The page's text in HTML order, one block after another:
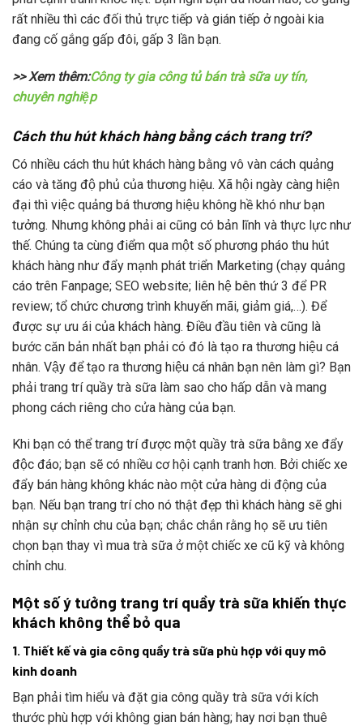
rất nhiều thì các đối thủ trực tiếp và gián tiếp ở ngoài kia
đang cố gắng gấp đôi, gấp 3 lần bạn.
>> Xem thêm:Công ty gia công tủ bán trà sữa uy tín,
chuyên nghiệp
Cách thu hút khách hàng bằng cách trang trí?
Có nhiều cách thu hút khách hàng bằng vô vàn cách quảng
cáo và tăng độ phủ của thương hiệu. Xã hội ngày càng hiện
đại thì việc quảng bá thương hiệu không hề khó như bạn
tưởng. Nhưng không phải ai cũng có bản lĩnh và thực lực như
thế. Chúng ta cùng điểm qua một số phương pháo thu hút
khách hàng như đẩy mạnh phát triển Marketing (chạy quảng
cáo trên Fanpage; SEO website; liên hệ bên thứ 3 để PR
review; tổ chức chương trình khuyến mãi, giảm giá,…). Để
được sự ưu ái của khách hàng. Điều đầu tiên và cũng là
bước căn bản nhất bạn phải có đó là tạo ra thương hiệu cá
nhân. Vậy để tạo ra thương hiệu cá nhân bạn nên làm gì? Bạn
phải trang trí quầy trà sữa làm sao cho hấp dẫn và mang
phong cách riêng cho cửa hàng của bạn.
Khi bạn có thể trang trí được một quầy trà sữa bằng xe đẩy
độc đáo; bạn sẽ có nhiều cơ hội cạnh tranh hơn. Bởi chiếc xe
đẩy bán hàng không khác nào một cửa hàng di động của
bạn. Nếu bạn trang trí cho nó thật đẹp thì khách hàng sẽ ghi
nhận sự chỉnh chu của bạn; chắc chắn rằng họ sẽ ưu tiên
chọn bạn thay vì mua trà sữa ở một chiếc xe cũ kỹ và không
chỉnh chu.
Một số ý tưởng trang trí quầy trà sữa khiến thực
khách không thể bỏ qua
1. Thiết kế và gia công quầy trà sữa phù hợp với quy mô
kinh doanh
Bạn phải tìm hiểu và đặt gia công quầy trà sữa với kích
thước phù hợp với không gian bán hàng; hay nơi bạn thuê